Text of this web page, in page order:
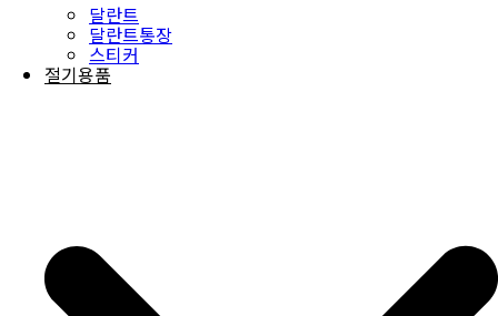
달란트
달란트통장
스티커
절기용품